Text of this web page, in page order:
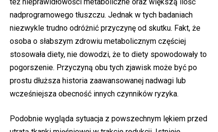
też nieprawidłowości metaboliczne oraz większą ilość
nadprogramowego tłuszczu. Jednak w tych badaniach
niezwykle trudno odróżnić przyczynę od skutku. Fakt, że
osoba o słabszym zdrowiu metabolicznym częściej
stosowała diety, nie dowodzi, że to diety spowodowały to
pogorszenie. Przyczyną obu tych zjawisk może być po
prostu dłuższa historia zaawansowanej nadwagi lub
wcześniejsza obecność innych czynników ryzyka.
Podobnie wygląda sytuacja z powszechnym lękiem przed